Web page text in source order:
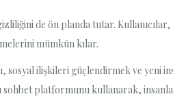
de ön planda tutar.
mümkün kılar.
sosyal ilişkileri güçlendirmek ve yeni
platformunu kullanarak,